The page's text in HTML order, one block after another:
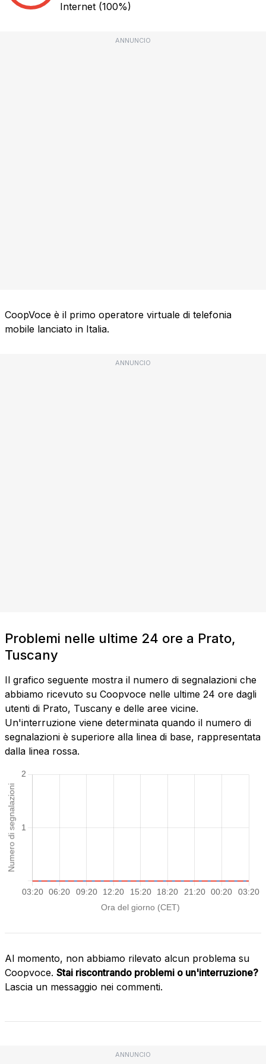
Internet (100%)
ANNUNCIO
CoopVoce è il primo operatore virtuale di telefonia
mobile lanciato in Italia.
ANNUNCIO
Problemi nelle ultime 24 ore a Prato,
Tuscany
Il grafico seguente mostra il numero di segnalazioni che
abbiamo ricevuto su Coopvoce nelle ultime 24 ore dagli
utenti di Prato, Tuscany e delle aree vicine.
Un'interruzione viene determinata quando il numero di
segnalazioni è superiore alla linea di base, rappresentata
dalla linea rossa.
Al momento, non abbiamo rilevato alcun problema su
Coopvoce. Stai riscontrando problemi o un'interruzione?
Lascia un messaggio nei commenti.
ANNUNCIO